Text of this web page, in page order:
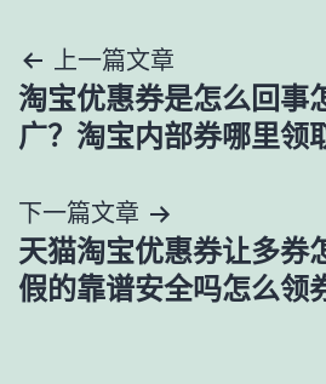
文
章
航
上一篇文章
淘宝优惠券是怎么回事
广？淘宝内部券哪里领
下一篇文章
天猫淘宝优惠券让多券
假的靠谱安全吗怎么领